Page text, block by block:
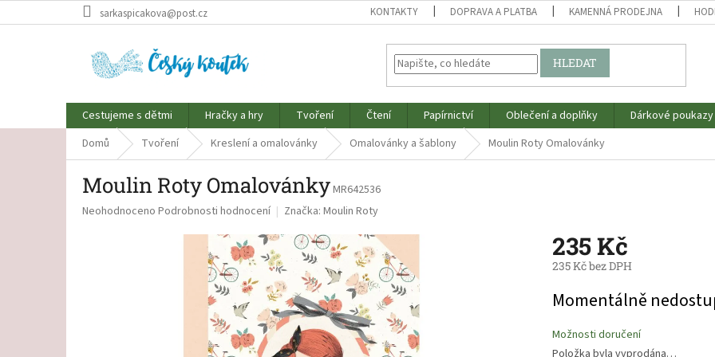
na
sarkaspicakova@post.cz KONTAKTY DOPRAVA A PLATBA KAMENNÁ PRODEJNA
HLEDAT
Cestujeme s dětmi Hračky a hry Tvoření Čtení Papírnictví Oblečení a doplňky Dárkové poukazy
Domů
Tvoření Kreslení a omalovánky Omalovánky a šablony Moulin Roty Omalovánky
Moulin Roty OmalovánkyMR642536
Průměrné
Neohodnoceno Podrobnosti hodnocení Značka: Moulin Roty
235 Kč
235 Kč bez DPH
cena:
Momentálně
Možnosti doručení